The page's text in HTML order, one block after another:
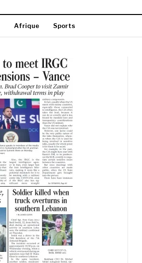
Afrique Sports